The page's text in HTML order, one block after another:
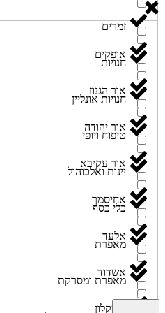
זמרים
חנויות
חנויות אונליין
טיפוח ויופי
יינות ואלכוהול
כלי כסף
מאפרת
מאפרת ומסרקת
אופקים
אור הגנוז
אור יהודה
אור עקיבא
אחיסמך
אלעד
אשדוד
אשקלון